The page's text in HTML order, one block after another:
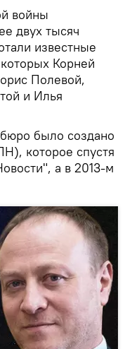
войны
двух тысяч
известные
Корней
Полевой,
и Илья
было создано
которое спустя
а в 2013-м